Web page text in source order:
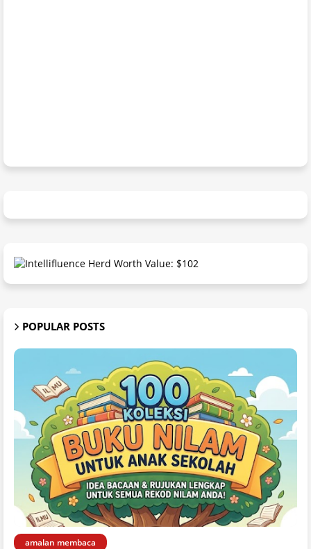
POPULAR POSTS
amalan membaca